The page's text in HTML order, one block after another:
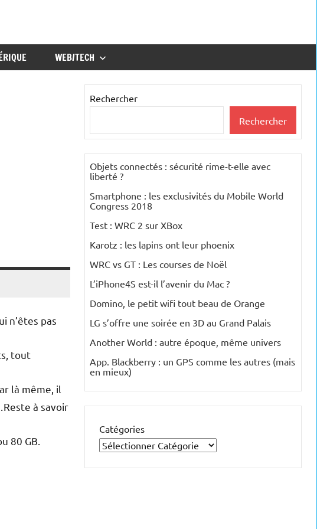
WEB/TECH
n’êtes pas
tout
là même, il
à savoir
80 GB.
Rechercher
Rechercher
Objets connectés : sécurité rime-t-elle avec
liberté ?
Smartphone : les exclusivités du Mobile World
Congress 2018
Test : WRC 2 sur XBox
Karotz : les lapins ont leur phoenix
WRC vs GT : Les courses de Noël
L’iPhone4S est-il l’avenir du Mac ?
Domino, le petit wifi tout beau de Orange
LG s’offre une soirée en 3D au Grand Palais
Another World : autre époque, même univers
App. Blackberry : un GPS comme les autres (mais
en mieux)
Catégories